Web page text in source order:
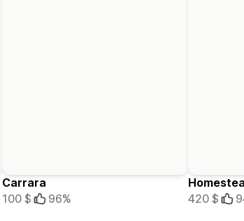
Carrara
100 $
96%
420 $